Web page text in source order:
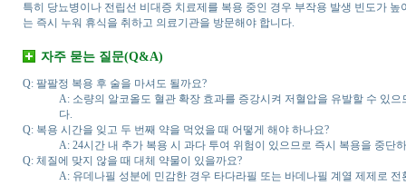
특히 당뇨병이나 전립선 비대증 치료제를 복용 중인 경우 부작용 발생 빈도가
는 즉시 누워 휴식을 취하고 의료기관을 방문해야 합니다.
자주 묻는 질문(Q&A)
Q: 팔팔정 복용 후 술을 마셔도 될까요?
A: 소량의 알코올도 혈관 확장 효과를 증강시켜 저혈압을 유발할 수 있
다.
Q: 복용 시간을 잊고 두 번째 약을 먹었을 때 어떻게 해야 하나요?
A: 24시간 내 추가 복용 시 과다 투여 위험이 있으므로 즉시 복용을 중단
Q: 체질에 맞지 않을 때 대체 약물이 있을까요?
A: 유데나필 성분에 민감한 경우 타다라필 또는 바데나필 계열 제제로